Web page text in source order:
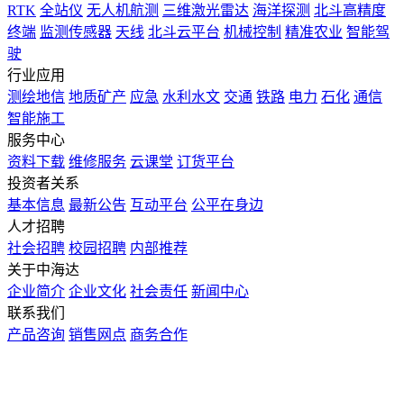
RTK 全站仪 无人机航测 三维激光雷达 海洋探测 北斗高精度
终端 监测传感器 天线 北斗云平台 机械控制 精准农业 智能驾
驶
行业应用
测绘地信 地质矿产 应急 水利水文 交通 铁路 电力 石化 通信
智能施工
服务中心
资料下载 维修服务 云课堂 订货平台
投资者关系
基本信息 最新公告 互动平台 公平在身边
人才招聘
社会招聘 校园招聘 内部推荐
关于中海达
企业简介 企业文化 社会责任 新闻中心
联系我们
产品咨询 销售网点 商务合作